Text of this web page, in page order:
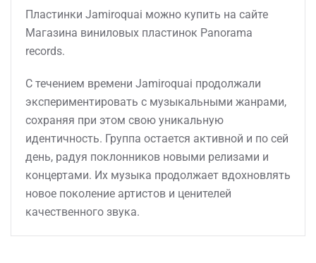
Пластинки Jamiroquai можно купить на сайте
Магазина виниловых пластинок Panorama
records.
С течением времени Jamiroquai продолжали
экспериментировать с музыкальными жанрами,
сохраняя при этом свою уникальную
идентичность. Группа остается активной и по сей
день, радуя поклонников новыми релизами и
концертами. Их музыка продолжает вдохновлять
новое поколение артистов и ценителей
качественного звука.